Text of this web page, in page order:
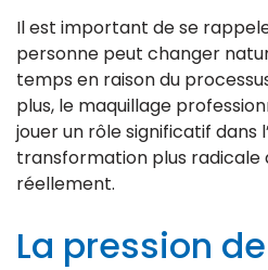
Il est important de se
personne peut changer
temps en raison du
plus, le maquillage
jouer un rôle significatif dans
transformation plus radicale
réellement.
La pression